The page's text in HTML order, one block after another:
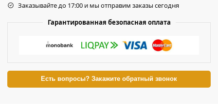
Заказывайте до 17:00 и мы отправим заказы сегодня
Гарантированная безопасная оплата
Есть вопросы? Закажите обратный звонок